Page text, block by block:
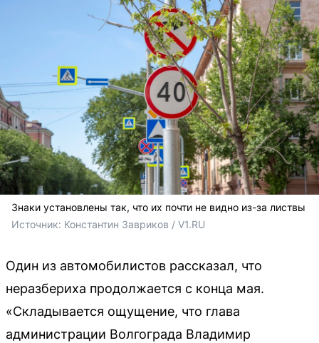
Знаки установлены так, что их почти не видно из-за листвы
Источник: Константин Завриков / V1.RU
Один из автомобилистов рассказал, что
неразбериха продолжается с конца мая.
«Складывается ощущение, что глава
администрации Волгограда Владимир